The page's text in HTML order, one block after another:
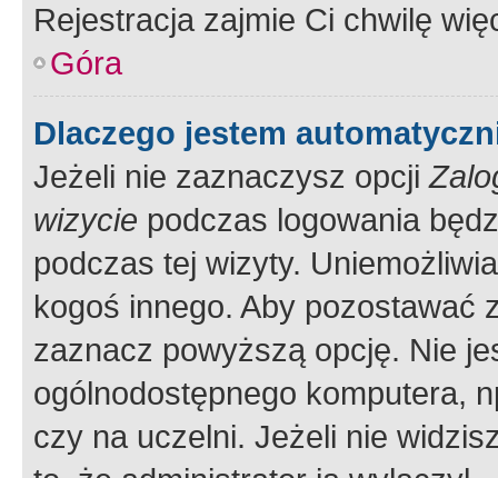
Rejestracja zajmie Ci chwilę
Góra
Dlaczego jestem
Jeżeli nie zaznaczysz opcji
wizycie podczas logowania
podczas tej wizyty.
kogoś innego. Aby pozostawać
zaznacz powyższą opcję. Nie
ogólnodostępnego komputera,
czy na uczelni. Jeżeli nie